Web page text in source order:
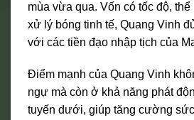
mùa vừa qua. Vốn có tốc độ,
xử lý bóng tinh tế, Quang Vinh
với các tiền đạo nhập tịch của
Điểm mạnh của Quang Vinh
ngự mà còn ở khả năng phát
tuyến dưới, giúp tăng cường